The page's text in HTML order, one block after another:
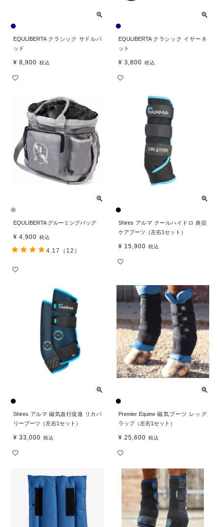
EQULIBERTA クラシック サドルパ
ッド
¥ 8,900 税込
EQULIBERTA クラシック イヤーネ
ット
¥ 3,800 税込
EQULIBERTA グルーミングバッグ
¥ 4,900 税込
4.17 （12）
Shires アルマ クールハイドロ 炎症
ケアブーツ（左右1セット）
¥ 15,900 税込
Shires アルマ 磁気血行促進 リカバ
リーブーツ（左右1セット）
¥ 33,000 税込
Premier Equine 磁気ブーツ レッグ
ラップ（左右1セット）
¥ 25,600 税込